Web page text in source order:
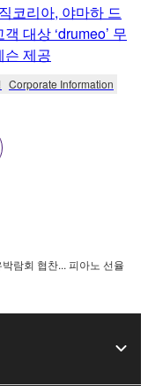
코리아, 야마하 드
대상 ‘drumeo’ 무
슨 제공
Corporate Information
람회 협찬... 피아노 선율